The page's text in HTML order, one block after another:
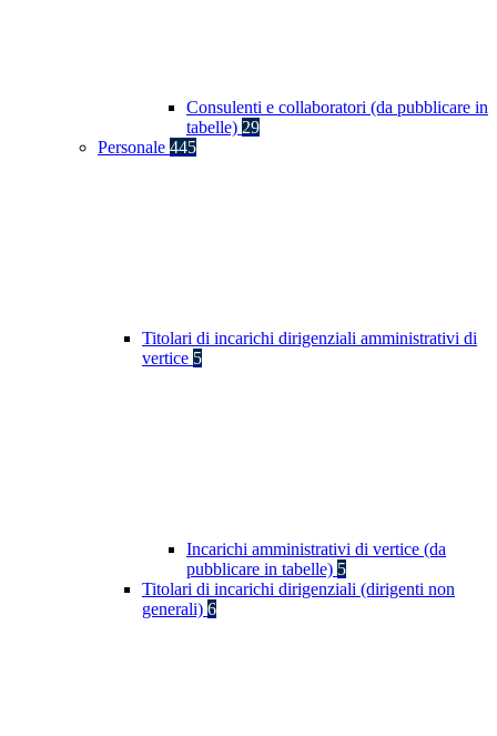
Consulenti e collaboratori (da pubblicare in
tabelle) 29
Personale 445
Titolari di incarichi dirigenziali amministrativi di
vertice 5
Incarichi amministrativi di vertice (da
pubblicare in tabelle) 5
Titolari di incarichi dirigenziali (dirigenti non
generali) 6